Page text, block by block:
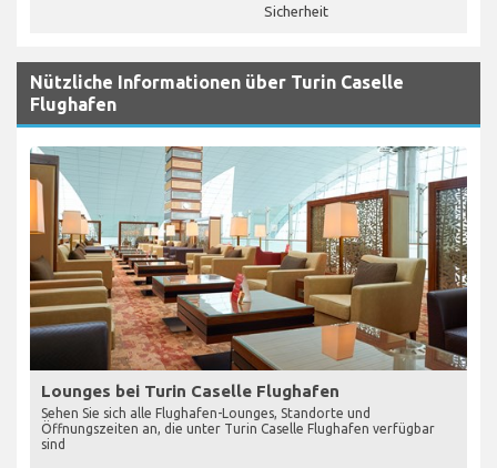
Sicherheit
Nützliche Informationen über Turin Caselle
Flughafen
Lounges bei Turin Caselle Flughafen
Sehen Sie sich alle Flughafen-Lounges, Standorte und
Öffnungszeiten an, die unter Turin Caselle Flughafen verfügbar
sind